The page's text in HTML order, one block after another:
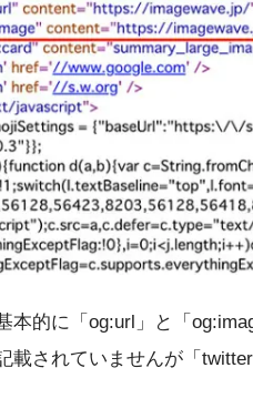
本的に「og:url」と「
載されていませんが「